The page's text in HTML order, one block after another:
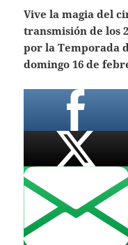
Vive la magia del
transmisión de los
por la Temporada
domingo 16 de